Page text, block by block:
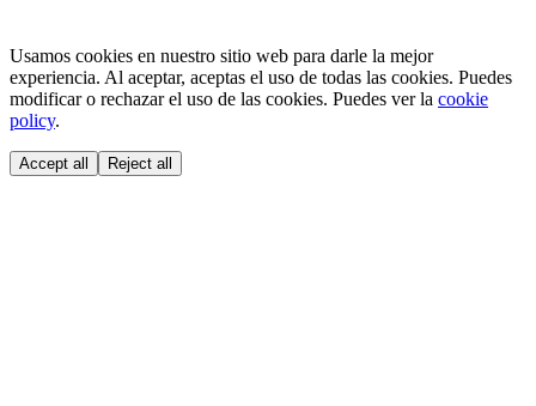
Usamos cookies en nuestro sitio web para darle la mejor
experiencia. Al aceptar, aceptas el uso de todas las cookies. Puedes
modificar o rechazar el uso de las cookies. Puedes ver la cookie
policy.
Accept all Reject all